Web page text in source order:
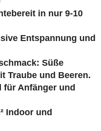
in nur 9-10
Entspannung und
Süße
Traube und Beeren.
für Anfänger und
Indoor und